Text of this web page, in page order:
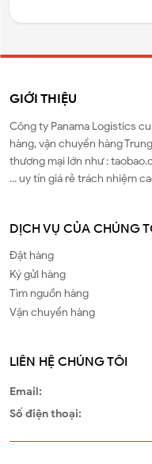
GIỚI THIỆU
Công ty Panama Logistics
hàng, vận chuyển hàng
... uy tín giá rẻ trách nhiệm